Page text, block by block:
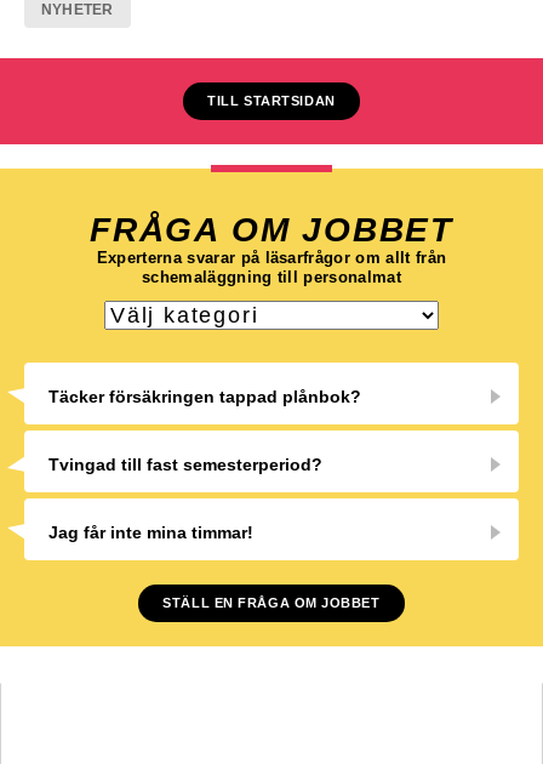
NYHETER
TILL STARTSIDAN
FRÅGA OM JOBBET
Experterna svarar på läsarfrågor om allt från
schemaläggning till personalmat
Täcker försäkringen tappad plånbok?
Tvingad till fast semesterperiod?
Jag får inte mina timmar!
STÄLL EN FRÅGA OM JOBBET